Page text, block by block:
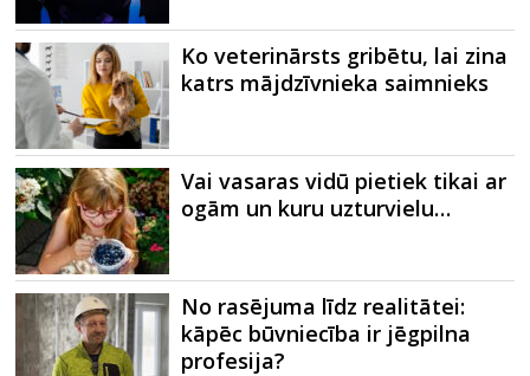
Ko veterinārsts gribētu, lai zina
katrs mājdzīvnieka saimnieks
Vai vasaras vidū pietiek tikai ar
ogām un kuru uzturvielu…
No rasējuma līdz realitātei:
kāpēc būvniecība ir jēgpilna
profesija?